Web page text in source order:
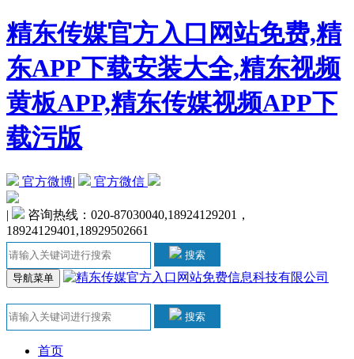
精东传媒官方入口网站免费,精
东APP下载安装大全,精东视频
黄板APP,精东传媒视频APP下
载污版
官方微博| 官方微信
|
咨询热线：020-87030040,18924129201，
18924129401,18929502661
搜索
导航菜单
搜索
首页